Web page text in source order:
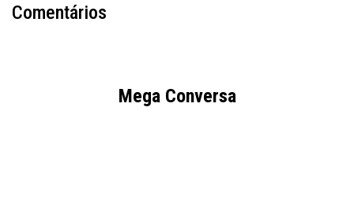
Comentários
Mega Conversa